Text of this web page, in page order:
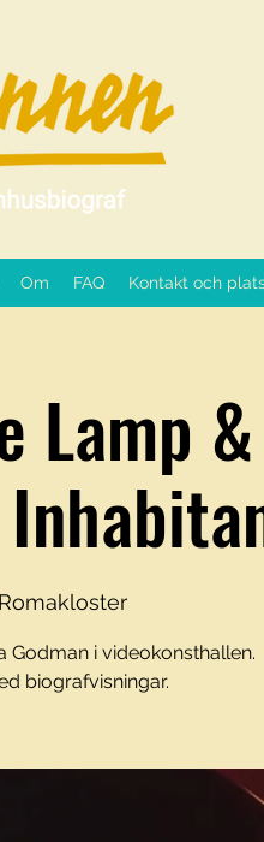
Om FAQ Kontakt och
Lamp
Romakloster
Godman i videokonsthallen.
biografvisningar.